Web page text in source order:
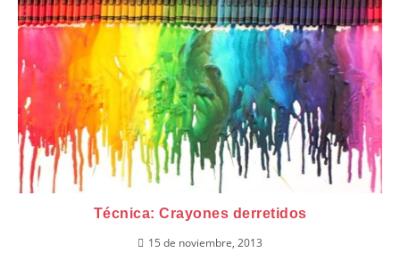
Técnica: Crayones derretidos
15 de noviembre, 2013